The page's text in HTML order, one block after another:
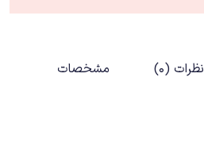
نظرات (۰) مشخصات